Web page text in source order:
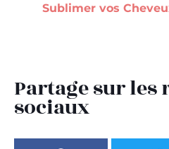
Sublimer vos
Partage sur les
sociaux